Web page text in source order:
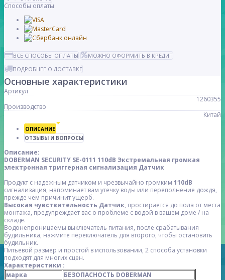
Способы оплаты
ВСЕ СПОСОБЫ ОПЛАТЫ
МОЖНО ОФОРМИТЬ В КРЕДИТ
ПОДРОБНЕЕ О ДОСТАВКЕ
Основные характеристики
Артикул
1260355
Производство
Китай
ОПИСАНИЕ
ОТЗЫВЫ И ВОПРОСЫ
Описание:
DOBERMAN SECURITY SE-0111 110dB Экстремальная громкая
электронная триггерная сигнализация Датчик
Продукт с надежным датчиком и чрезвычайно громким 110dB
сигнализация, напоминает вам утечку воды или переполнение дождя,
прежде чем причинит ущерб.
Высокая чувствительность Датчик, простирается до пола от места
монтажа, предупреждает вас о проблеме с водой в вашем доме / на
складе.
Водонепроницаемы выключатель питания, после срабатывания
будильника, нажмите переключатель для второго, чтобы остановить
будильник.
Питьевой размер и простой в использовании, 2 способа установки
подходят для многих сцен.
Характеристики :
марка
БЕЗОПАСНОСТЬ DOBERMAN